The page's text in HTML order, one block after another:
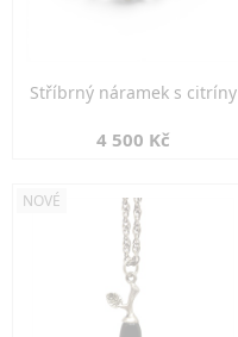
Stříbrný náramek s citríny
4 500 Kč
NOVÉ